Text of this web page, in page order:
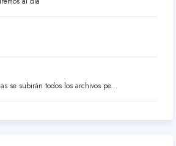
se subirán todos los archivos pe...